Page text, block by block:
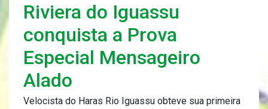
Riviera do Iguassu
conquista a Prova
Especial Mensageiro
Alado
Velocista do Haras Rio Iguassu obteve sua primeira